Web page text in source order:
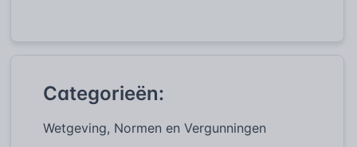
Categorieën:
Wetgeving, Normen en Vergunningen